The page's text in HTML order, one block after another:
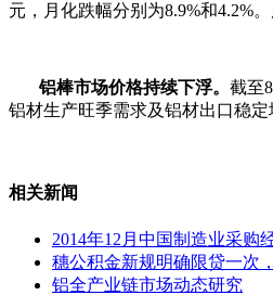
元，月化跌幅分别为8.9%和4.2%
铝棒市场价格持续下浮。 截至
铝材生产旺季需求及铝材出口稳定
相关新闻
2014年12月中国制造业采购
穗公积金新规明确限贷一次
铝全产业链市场动态研究